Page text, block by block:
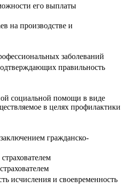
его выплаты
на производстве и
заболеваний
правильность
социальной помощи в виде
в целях профилактики
гражданско-
исчисления и своевременность